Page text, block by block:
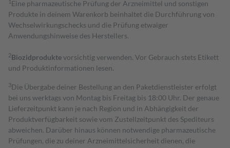
1 Eine pharmazeutische Prüfung der Arzneimittel und sonstigen
Produkte in deinem Warenkorb beinhaltet die Durchführung von
Wechselwirkungschecks und die Prüfung etwaiger
Anwendungshinweise des Herstellers.
2Biozidproduktevorsichtig verwenden. Vor Gebrauch stets Etikett
und Produktinformationen lesen.
3Die Übergabe deiner Bestellung an den Paketdienstleister erfolgt
bei uns werktags von Montag bis Freitag bis 18:00 Uhr. Der genaue
Lieferzeitpunkt kann je nach Region und in Abhängigkeit der
Produktverfügbarkeit sowie vom Zustellzeitpunkt des Spediteurs
abweichen. Darüber hinaus können notwendige pharmazeutische
Prüfungen, die zu deiner Arzneimittelsicherheit dienen, die